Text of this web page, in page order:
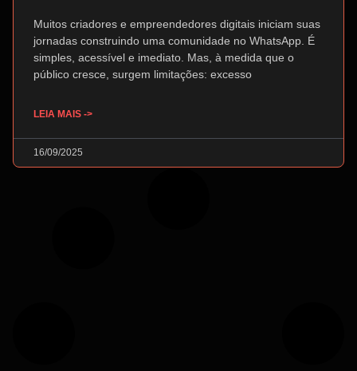
Muitos criadores e empreendedores digitais iniciam suas
jornadas construindo uma comunidade no WhatsApp. É
simples, acessível e imediato. Mas, à medida que o
público cresce, surgem limitações: excesso
LEIA MAIS ->
16/09/2025